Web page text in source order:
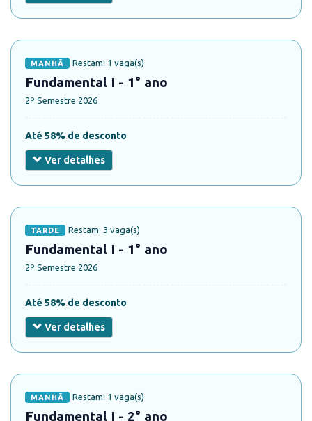
MANHÃ Restam: 1 vaga(s)
Fundamental I - 1° ano
2º Semestre 2026
Até 58% de desconto
Ver detalhes
TARDE Restam: 3 vaga(s)
Fundamental I - 1° ano
2º Semestre 2026
Até 58% de desconto
Ver detalhes
MANHÃ Restam: 1 vaga(s)
Fundamental I - 2° ano